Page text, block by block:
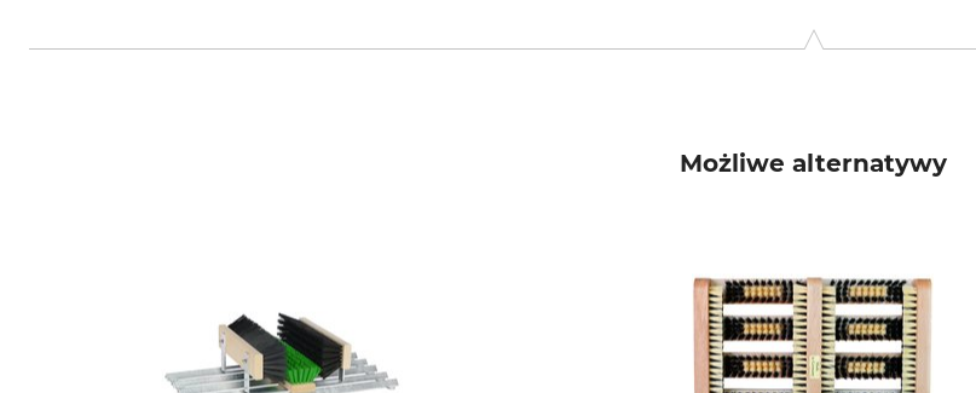
Możliwe alternatywy